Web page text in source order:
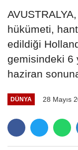
hükümeti,
edildiği
gemisindeki 6
haziran
DÜNYA 28 Mayıs